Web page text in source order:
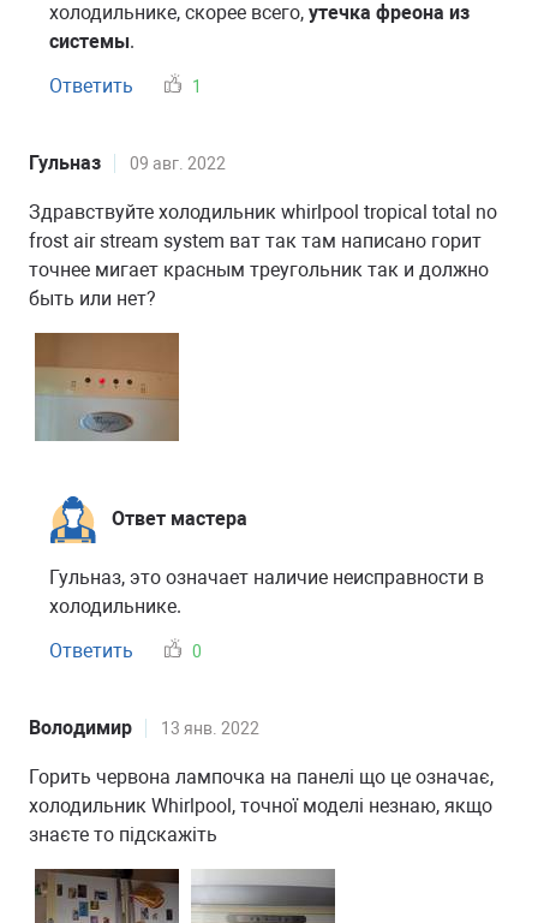
холодильнике, скорее всего, утечка фреона из
системы.
Ответить
1
Гульназ 09 авг. 2022
Здравствуйте холодильник whirlpool tropical total no
frost air stream system ват так там написано горит
точнее мигает красным треугольник так и должно
быть или нет?
Ответ мастера
Гульназ, это означает наличие неисправности в
холодильнике.
Ответить
0
Володимир 13 янв. 2022
Горить червона лампочка на панелі що це означає,
холодильник Whirlpool, точної моделі незнаю, якщо
знаєте то підскажіть